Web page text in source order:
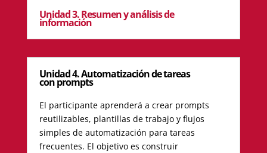
Unidad 3. Resumen y análisis de
información
Unidad 4. Automatización de tareas
con prompts
El participante aprenderá a crear prompts
reutilizables, plantillas de trabajo y flujos
simples de automatización para tareas
frecuentes. El objetivo es construir